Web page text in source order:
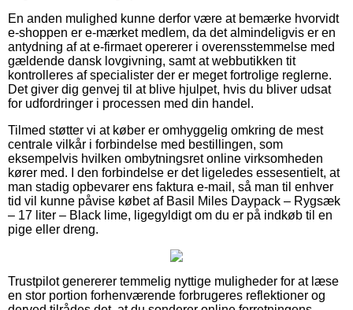
En anden mulighed kunne derfor være at bemærke hvorvidt
e-shoppen er e-mærket medlem, da det almindeligvis er en
antydning af at e-firmaet opererer i overensstemmelse med
gældende dansk lovgivning, samt at webbutikken tit
kontrolleres af specialister der er meget fortrolige reglerne.
Det giver dig genvej til at blive hjulpet, hvis du bliver udsat
for udfordringer i processen med din handel.
Tilmed støtter vi at køber er omhyggelig omkring de mest
centrale vilkår i forbindelse med bestillingen, som
eksempelvis hvilken ombytningsret online virksomheden
kører med. I den forbindelse er det ligeledes essesentielt, at
man stadig opbevarer ens faktura e-mail, så man til enhver
tid vil kunne påvise købet af Basil Miles Daypack – Rygsæk
– 17 liter – Black lime, ligegyldigt om du er på indkøb til en
pige eller dreng.
Trustpilot genererer temmelig nyttige muligheder for at læse
en stor portion forhenværende forbrugeres reflektioner og